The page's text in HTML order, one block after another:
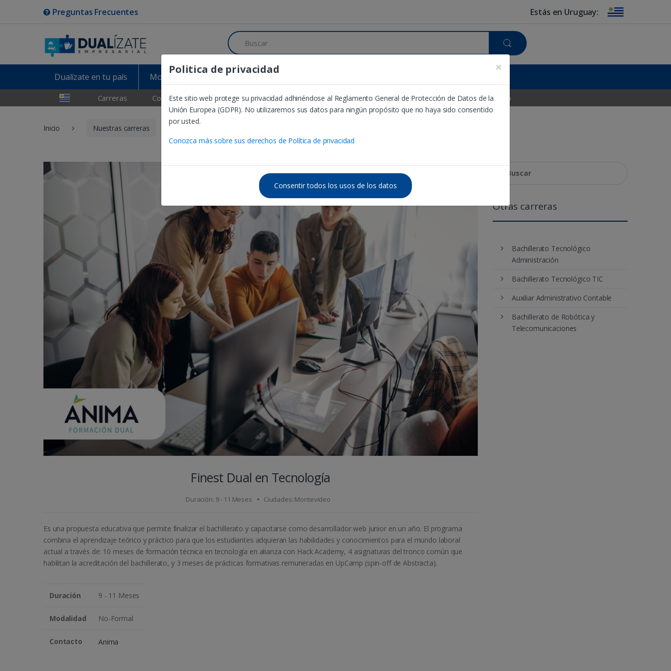
Preguntas Frecuentes Estás en Uruguay:
B
u
s
a
Dualízate en tu país Modelo de aprendizaje dual
Carreras Colaboradores Formación de formadores - AdA Capacitaciones relacionadas Contacto
Inicio Nuestras carreras
Finest Dual en Tecnología
Duración: 9 - 11 Meses Ciudades: Montevideo
Es una propuesta educativa que permite finalizar el bachillerato y capacitarse como desarrollador web junior en un año. El programa
combina el aprendizaje teórico y práctico para que los estudiantes adquieran las habilidades y conocimientos para el mundo laboral
actual a través de: 10 meses de formación técnica en tecnología en alianza con Hack Academy, 4 asignaturas del tronco común que
habilitan la acreditación del bachillerato, y 3 meses de prácticas formativas remuneradas en UpCamp (spin-off de Abstracta).
Duración 9 - 11 Meses
Modalidad No-Formal
Contacto Anima
Buscar:
Otras carreras
Bachillerato Tecnológico
Administración
Bachillerato Tecnológico TIC
Auxiliar Administrativo Contable
Bachillerato de Robótica y
Telecomunicaciones
Politica de privacidad ×
Este sitio web protege su privacidad adhiriéndose al Reglamento General de Protección de Datos de la
Unión Europea (GDPR). No utilizaremos sus datos para ningún propósito que no haya sido consentido
por usted.
Conozca más sobre sus derechos de Política de privacidad
Consentir todos los usos de los datos